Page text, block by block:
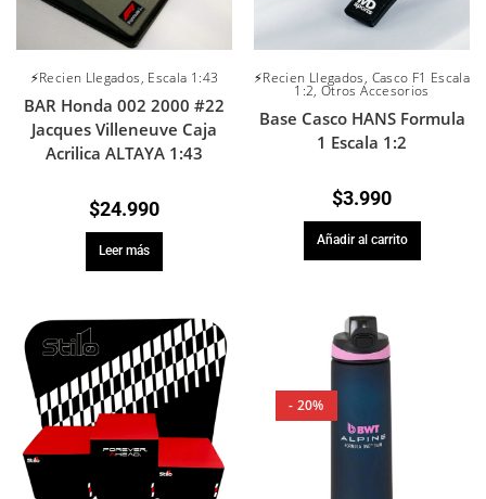
⚡Recien Llegados, Escala 1:43
BAR Honda 002 2000 #22
Jacques Villeneuve Caja
Acrilica ALTAYA 1:43
$24.990
Leer más
⚡Recien Llegados, Casco F1 Escala
1:2,Otros Accesorios
Base Casco HANS Formula
1 Escala 1:2
$3.990
Añadir al carrito
- 20%